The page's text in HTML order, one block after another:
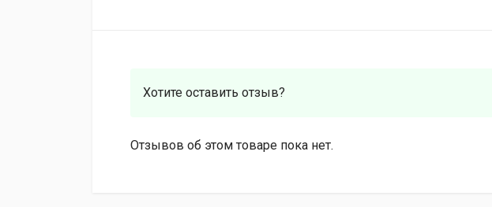
Хотите оставить отзыв?
Отзывов об этом товаре пока нет.